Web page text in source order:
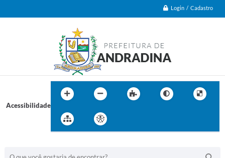
Login / Cadastro
Acessibilidade